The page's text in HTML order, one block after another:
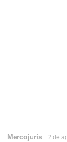
Mercojuris 2 de